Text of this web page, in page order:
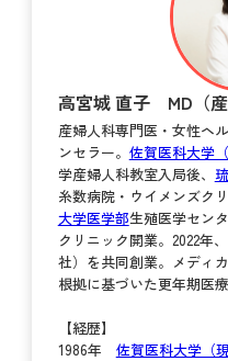
高宮城 直子 MD（産
産婦人科専門医・女性ヘ
ンセラー。 佐賀医科大学
学産婦人科教室入局後、
糸数病院・ウイメンズク
大学医学部生殖医学セン
クリニック開業。2022年
社）を共同創業。メディ
根拠に基づいた更年期医
【経歴】
1986年 佐賀医科大学（